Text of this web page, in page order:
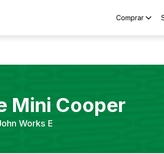
Comprar
Mini Cooper
Works E